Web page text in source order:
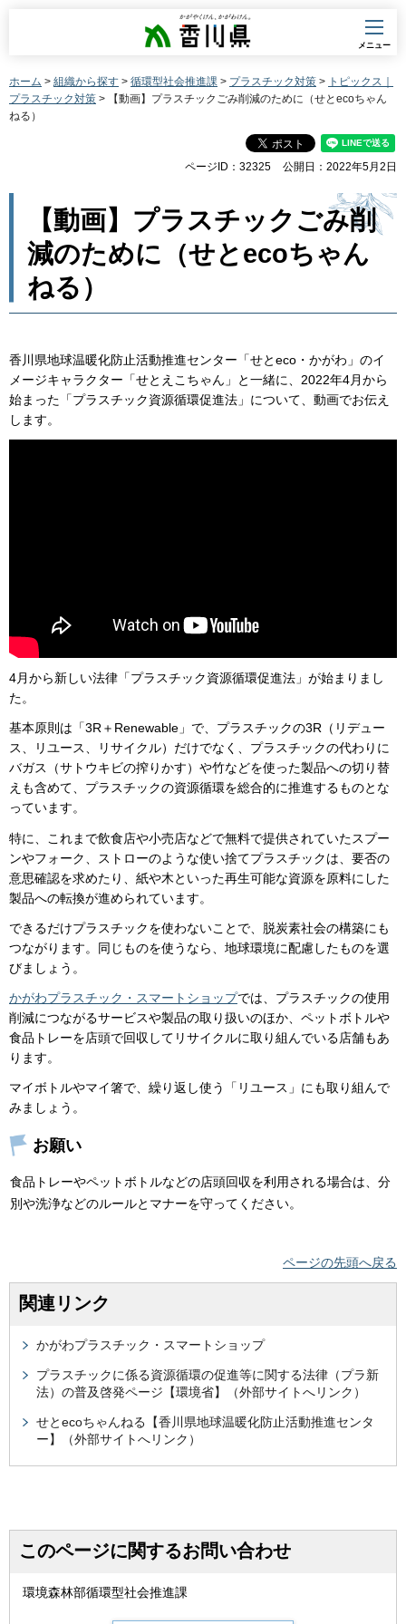
香川県
メニュー
ホーム > 組織から探す > 循環型社会推進課 > プラスチック対策 > トピックス｜
プラスチック対策 > 【動画】プラスチックごみ削減のために（せとecoちゃん
ねる）
ページID：32325 公開日：2022年5月2日
【動画】プラスチックごみ削
減のために（せとecoちゃん
ねる）
香川県地球温暖化防止活動推進センター「せとeco・かがわ」のイ
メージキャラクター「せとえこちゃん」と一緒に、2022年4月から
始まった「プラスチック資源循環促進法」について、動画でお伝え
します。
4月から新しい法律「プラスチック資源循環促進法」が始まりまし
た。
基本原則は「3R＋Renewable」で、プラスチックの3R（リデュー
ス、リユース、リサイクル）だけでなく、プラスチックの代わりに
バガス（サトウキビの搾りかす）や竹などを使った製品への切り替
えも含めて、プラスチックの資源循環を総合的に推進するものとな
っています。
特に、これまで飲食店や小売店などで無料で提供されていたスプー
ンやフォーク、ストローのような使い捨てプラスチックは、要否の
意思確認を求めたり、紙や木といった再生可能な資源を原料にした
製品への転換が進められています。
できるだけプラスチックを使わないことで、脱炭素社会の構築にも
つながります。同じものを使うなら、地球環境に配慮したものを選
びましょう。
かがわプラスチック・スマートショップでは、プラスチックの使用
削減につながるサービスや製品の取り扱いのほか、ペットボトルや
食品トレーを店頭で回収してリサイクルに取り組んでいる店舗もあ
ります。
マイボトルやマイ箸で、繰り返し使う「リユース」にも取り組んで
みましょう。
お願い
食品トレーやペットボトルなどの店頭回収を利用される場合は、分
別や洗浄などのルールとマナーを守ってください。
ページの先頭へ戻る
関連リンク
かがわプラスチック・スマートショップ
プラスチックに係る資源循環の促進等に関する法律（プラ新
法）の普及啓発ページ【環境省】（外部サイトへリンク）
せとecoちゃんねる【香川県地球温暖化防止活動推進センタ
ー】（外部サイトへリンク）
このページに関するお問い合わせ
環境森林部循環型社会推進課